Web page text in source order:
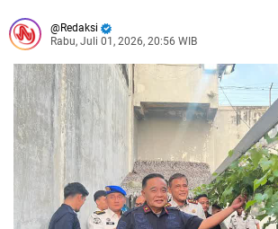
Redaksi
Rabu, Juli 01, 2026, 20:56 WIB